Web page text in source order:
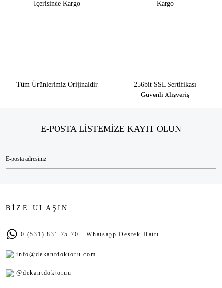
İçerisinde Kargo
Kargo
Tüm Ürünlerimiz Orijinaldir
256bit SSL Sertifikası
Güvenli Alışveriş
E-POSTA LİSTEMİZE KAYIT OLUN
BİZE ULAŞIN
0 (531) 831 75 70 - Whatsapp Destek Hattı
info@dekantdoktoru.com
@dekantdoktoruu